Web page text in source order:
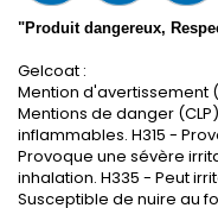
"Produit dangereux,
Gelcoat :
Mention d'avertissement
Mentions de danger
inflammables. H315 -
Provoque une sévère
inhalation. H335 - Peut
Susceptible de nuire au